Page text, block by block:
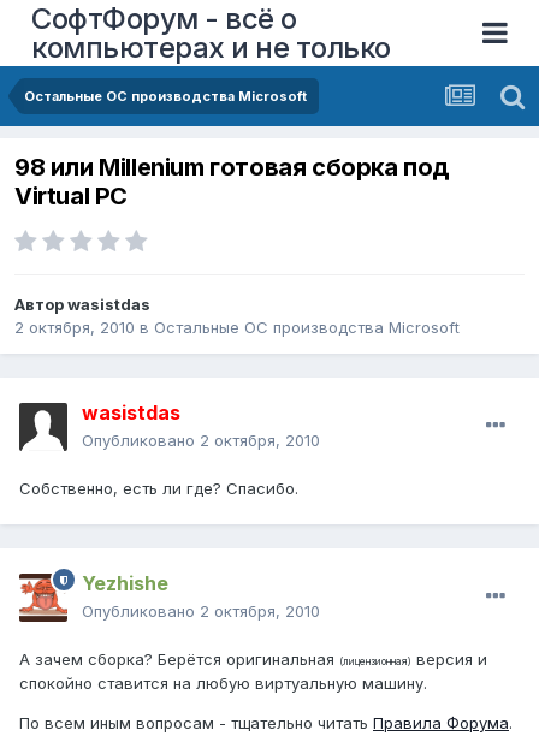
СофтФорум - всё о
компьютерах и не только
Остальные ОС производства Microsoft
98 или Millenium готовая сборка под
Virtual PC
Авторwasistdas
2 октября, 2010 в Остальные ОС производства Microsoft
wasistdas
Опубликовано 2 октября, 2010
Собственно, есть ли где? Спасибо.
Yezhishe
Опубликовано 2 октября, 2010
А зачем сборка? Берётся оригинальная (лицензионная) версия и
спокойно ставится на любую виртуальную машину.
По всем иным вопросам - тщательно читать Правила Форума.